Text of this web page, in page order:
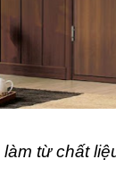
từ chất